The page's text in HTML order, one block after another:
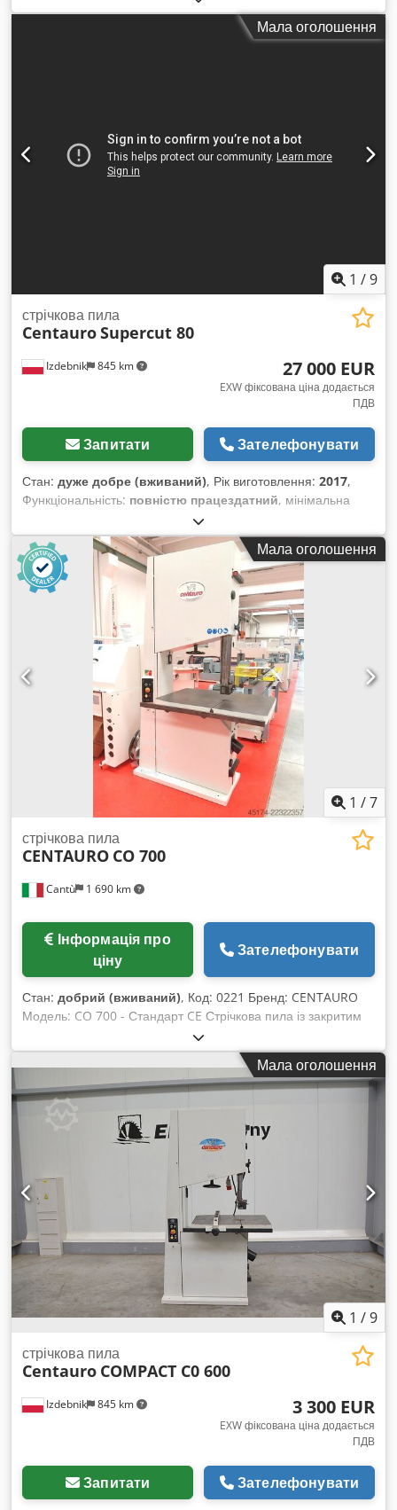
430 В • Верхнє прецизійне напрямне • Нижнє напрямне
Crsdpfxjzk N Rke Amkof • Телескопічний захист полотна •
найближчим часом Місцезнаходження: 63934 Релльбах
Мала оголошення
1 /9
Izdebnik 845 km
стрічкова пила
CentauroSupercut 80
27 000 EUR
EXW фіксована ціна додається
ПДВ
Запитати Зателефонувати
Стан: дуже добре (вживаний), Рік виготовлення: 2017,
Функціональність: повністю працездатний, мінімальна
товщина ламелі 2 мм магнітний зчитувач позиції упору
регулювання відстані між тягнучими роликами детектор
наявності матеріалу Crsdpfx Amjzdy N Doksf система
охолодження/мащення стрічки діаметр колеса 800 мм
потужність двигуна 15 кВт плавне регулювання швидкості
подачі пневматичний притиск тягнучих роликів панель
керування з кольоровим сенсорним екраном гвинтове
центрування стрічки пневмогідравлічне натягування стрічки
рік виробництва 2017 загальна вага 1300 кг живлення 380В
Мала оголошення
1 /7
Cantù 1 690 km
стрічкова пила
CENTAURO CO 700
ціну
Зателефонувати
Стан: добрий (вживаний), Код: 0221 Бренд: CENTAURO
Модель: CO 700 - Стандарт CE Стрічкова пила із закритим
колесом для різання деревини, столярних виробів, меблів,
оздоблення, віконних рам, дверей, пластмас, алюмінію,
композитних та інших матеріалів – відповідає стандарту CE
Технічні дані: Діаметр шківа: 700 мм Ширина шківа: 40 мм
Максимальна висота різу: 435 мм Висота робочого столу від
підлоги: 940 мм Мін./макс. довжина полотна: 5040 / 5180
мм Потужність двигуна: 4 к.с. Діаметр патрубка витяжки: 100
мм Поворотний стіл Csdpfx Ajzligzjmksrf Габаритні розміри:
1350 x 800 x 2300 мм (висота) Вага: 400 кг
Мала оголошення
1 /9
Izdebnik 845 km
стрічкова пила
Centauro COMPACT C0 600
3 300 EUR
EXW фіксована ціна додається
ПДВ
Запитати Зателефонувати